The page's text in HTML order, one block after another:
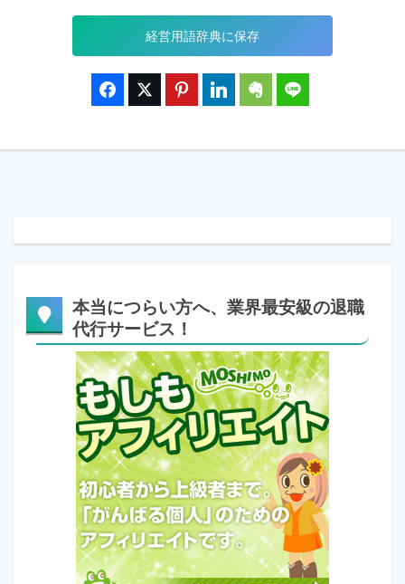
経営用語辞典に保存
本当につらい方へ、業界最安級の退職
代行サービス！